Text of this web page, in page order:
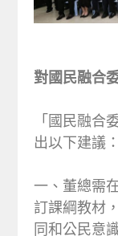
對國民融合
「國民融合
出以下建議：
一、董總需
訂課綱教材
同和公民意